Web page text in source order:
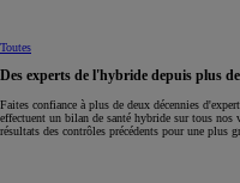
Toutes
Des experts de l'hybride depuis plus
Faites confiance à plus de deux décennies
effectuent un bilan de santé hybride sur tous
résultats des contrôles précédents pour une plus